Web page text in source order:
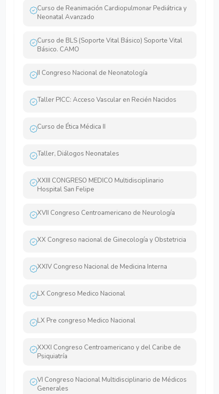
Curso de Reanimación Cardiopulmonar Pediátrica y
Neonatal Avanzado
Curso de BLS (Soporte Vital Básico) Soporte Vital
Básico. CAMO
II Congreso Nacional de Neonatología
Taller PICC: Acceso Vascular en Recién Nacidos
Curso de Ética Médica II
Taller, Diálogos Neonatales
XXIII CONGRESO MEDICO Multidisciplinario
Hospital San Felipe
XVII Congreso Centroamericano de Neurología
XX Congreso nacional de Ginecología y Obstetricia
XXIV Congreso Nacional de Medicina Interna
LX Congreso Medico Nacional
LX Pre congreso Medico Nacional
XXXI Congreso Centroamericano y del Caribe de
Psiquiatría
VI Congreso Nacional Multidisciplinario de Médicos
Generales